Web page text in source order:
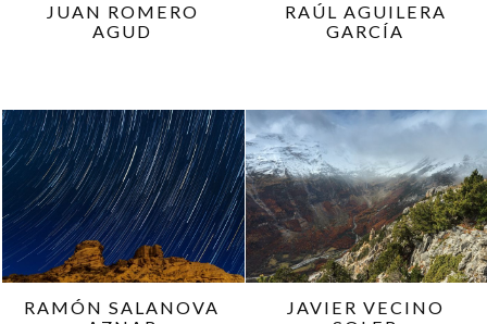
JUAN ROMERO
AGUD
RAÚL AGUILERA
GARCÍA
RAMÓN SALANOVA
JAVIER VECINO